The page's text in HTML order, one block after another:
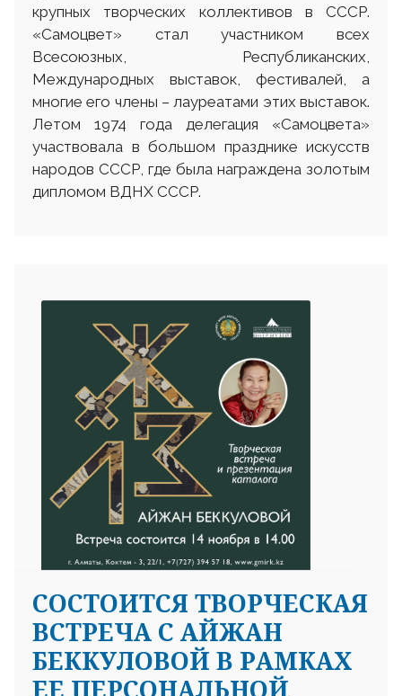
крупных творческих коллективов в СССР.
«Самоцвет» стал участником всех
Всесоюзных, Республиканских,
Международных выставок, фестивалей, а
многие его члены – лауреатами этих выставок.
Летом 1974 года делегация «Самоцвета»
участвовала в большом празднике искусств
народов СССР, где была награждена золотым
дипломом ВДНХ СССР.
CОСТОИТСЯ ТВОРЧЕСКАЯ
ВСТРЕЧА С АЙЖАН
БЕККУЛОВОЙ В РАМКАХ
ЕЕ ПЕРСОНАЛЬНОЙ